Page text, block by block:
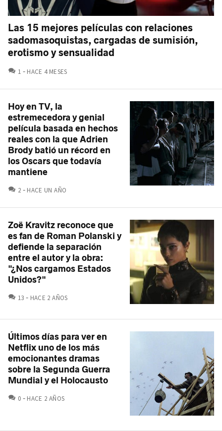
Las 15 mejores películas con relaciones
sadomasoquistas, cargadas de sumisión,
erotismo y sensualidad
1 COMENTARIOS
HACE 4 MESES
Hoy en TV, la
estremecedora y genial
película basada en hechos
reales con la que Adrien
Brody batió un récord en
los Oscars que todavía
mantiene
2 COMENTARIOS
HACE UN AÑO
Zoë Kravitz reconoce que
es fan de Roman Polanski y
defiende la separación
entre el autor y la obra:
"¿Nos cargamos Estados
Unidos?"
13 COMENTARIOS
HACE 2 AÑOS
Últimos días para ver en
Netflix uno de los más
emocionantes dramas
sobre la Segunda Guerra
Mundial y el Holocausto
0 COMENTARIOS
HACE 2 AÑOS